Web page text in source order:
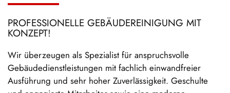
PROFESSIONELLE GEBÄUDEREINIGUNG MIT
KONZEPT!
Wir überzeugen als Spezialist für anspruchsvolle
Gebäudedienstleistungen mit fachlich einwandfreier
Ausführung und sehr hoher Zuverlässigkeit. Geschulte